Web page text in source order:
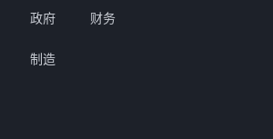
政府
制造
财务